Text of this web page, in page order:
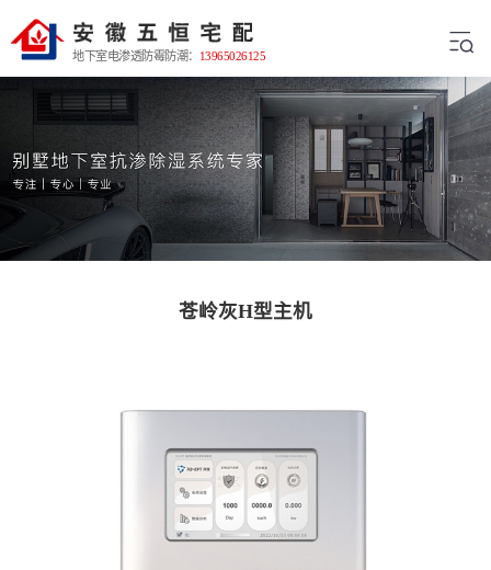
地下室电渗透防霉防潮： 13965026125
苍岭灰H型主机